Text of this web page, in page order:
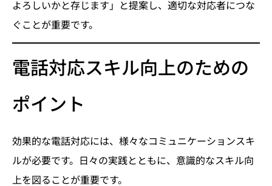
よろしいかと存じます」と提案し、適切な対応者につな
ぐことが重要です。
電話対応スキル向上のための
ポイント
効果的な電話対応には、様々なコミュニケーションスキ
ルが必要です。日々の実践とともに、意識的なスキル向
上を図ることが重要です。